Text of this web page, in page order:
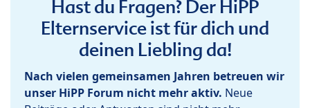
Hast du Fragen? Der HiPP
Elternservice ist für dich und
deinen Liebling da!
Nach vielen gemeinsamen Jahren betreuen wir
unser HiPP Forum nicht mehr aktiv. Neue